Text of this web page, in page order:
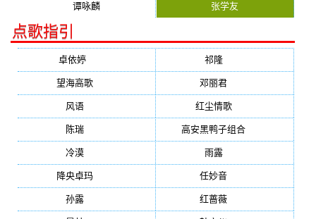
谭咏麟 张学友
点歌指引
卓依婷 祁隆(647)
望海高歌 邓丽君
风语 红尘情歌(472)
陈瑞 高安黑鸭子组合
冷漠 雨露(350)
降央卓玛 任妙音
孙露 红蔷薇